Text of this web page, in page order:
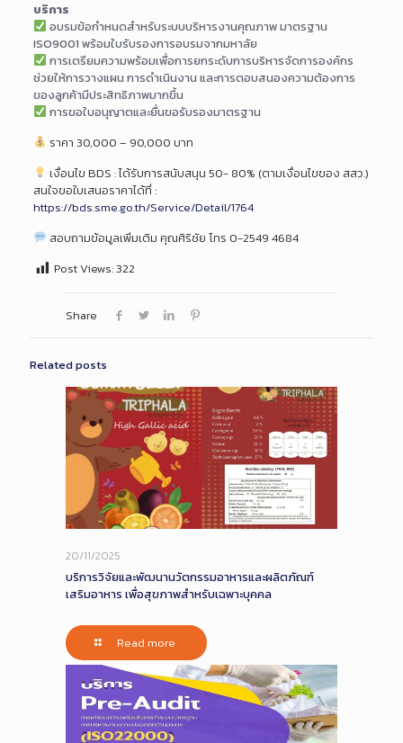
บริการ
อบรมข้อกำหนดสำหรับระบบบริหารงานคุณภาพ มาตรฐาน
ISO9001 พร้อมใบรับรองการอบรมจากมหาลัย
การเตรียมความพร้อมเพื่อการยกระดับการบริหารจัดการองค์กร
ช่วยให้การวางแผน การดำเนินงาน และการตอบสนองความต้องการ
ของลูกค้ามีประสิทธิภาพมากขึ้น
การขอใบอนุญาตและยื่นขอรับรองมาตรฐาน
ราคา 30,000 – 90,000 บาท
เงื่อนไข BDS : ได้รับการสนับสนุน 50- 80% (ตามเงื่อนไขของ สสว.)
สนใจขอใบเสนอราคาได้ที่ :
https://bds.sme.go.th/Service/Detail/1764
สอบถามข้อมูลเพิ่มเติม คุณศิริชัย โทร 0-2549 4684
Post Views:322
Share
Related posts
20/11/2025
บริการวิจัยและพัฒนานวัตกรรมอาหารและผลิตภัณฑ์
เสริมอาหาร เพื่อสุขภาพสำหรับเฉพาะบุคคล
Read more